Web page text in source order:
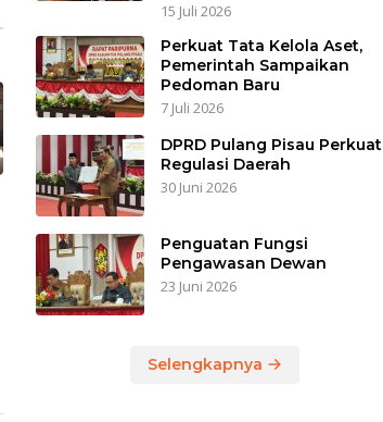
15 Juli 2026
Perkuat Tata Kelola Aset,
Pemerintah Sampaikan
Pedoman Baru
7 Juli 2026
DPRD Pulang Pisau Perkuat
Regulasi Daerah
30 Juni 2026
Penguatan Fungsi
Pengawasan Dewan
23 Juni 2026
Selengkapnya